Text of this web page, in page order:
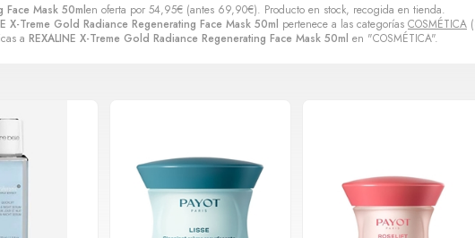
Face Mask 50mlen oferta por 54,95€ (antes 69,90€). Producto en stock, recogida en tienda.
X-Treme Gold Radiance Regenerating Face Mask 50ml pertenece a las categorías COSMÉTICA
a REXALINE X-Treme Gold Radiance Regenerating Face Mask 50ml en "COSMÉTICA".